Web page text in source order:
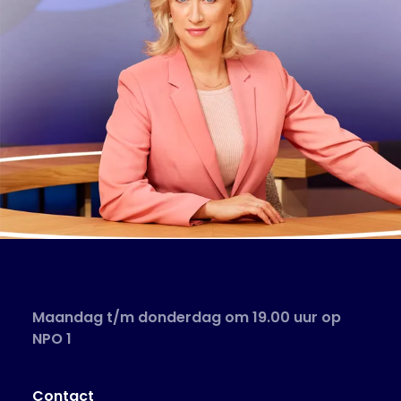
Maandag t/m donderdag om 19.00 uur op
NPO 1
Contact